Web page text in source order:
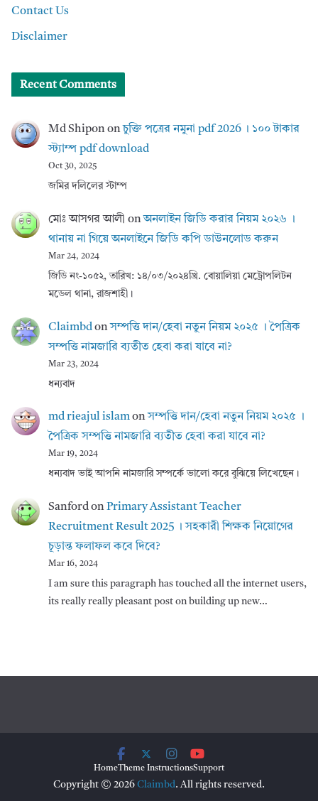
Contact Us
Disclaimer
Recent Comments
Md Shipononচুক্তি পত্রের নমুনা pdf 2026 । ১০০ টাকার
স্ট্যাম্প pdf download
Oct 30, 2025
জমির দলিলের স্টাম্প
মোঃ আসগর আলী onঅনলাইন জিডি করার নিয়ম ২০২৬ ।
থানায় না গিয়ে অনলাইনে জিডি কপি ডাউনলোড করুন
Mar 24, 2024
জিডি নং-১০৫২, তারিখ: ১৪/০৩/২০২৪খ্রি. বোয়ালিয়া মেট্রোপলিটন
মডেল থানা, রাজশাহী।
Claimbdonসম্পত্তি দান/হেবা নতুন নিয়ম ২০২৫ । পৈত্রিক
সম্পত্তি নামজারি ব্যতীত হেবা করা যাবে না?
Mar 23, 2024
ধন্যবাদ
md rieajul islamonসম্পত্তি দান/হেবা নতুন নিয়ম ২০২৫ ।
পৈত্রিক সম্পত্তি নামজারি ব্যতীত হেবা করা যাবে না?
Mar 19, 2024
ধন্যবাদ ভাই আপনি নামজারি সম্পর্কে ভালো করে বুঝিয়ে লিখেছেন।
SanfordonPrimary Assistant Teacher
Recruitment Result 2025 । সহকারী শিক্ষক নিয়োগের
চূড়ান্ত ফলাফল কবে দিবে?
Mar 16, 2024
I am sure this paragraph has touched all the internet users,
its really really pleasant post on building up new…
HomeTheme InstructionsSupport
Copyright © 2026 Claimbd. All rights reserved.